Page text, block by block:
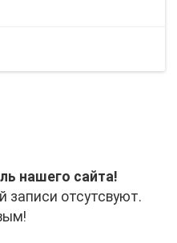
нашего сайта!
записи отсутсвуют.